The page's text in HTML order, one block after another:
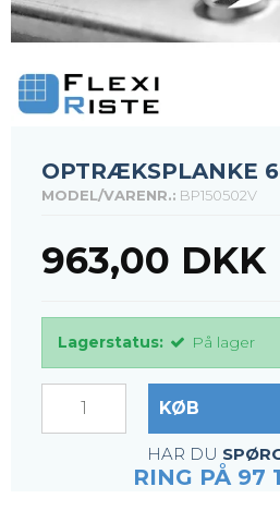
OPTRÆKSPLANKE
MODEL/VARENR.: BP150502V
963,00 DKK
Lagerstatus: På lager
KØB
HAR DU
RING PÅ 97